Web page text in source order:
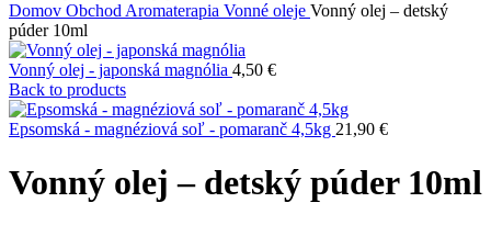
Domov Obchod Aromaterapia Vonné oleje Vonný olej – detský
púder 10ml
Vonný olej - japonská magnólia 4,50 €
Back to products
Epsomská - magnéziová soľ - pomaranč 4,5kg 21,90 €
Vonný olej – detský púder 10ml